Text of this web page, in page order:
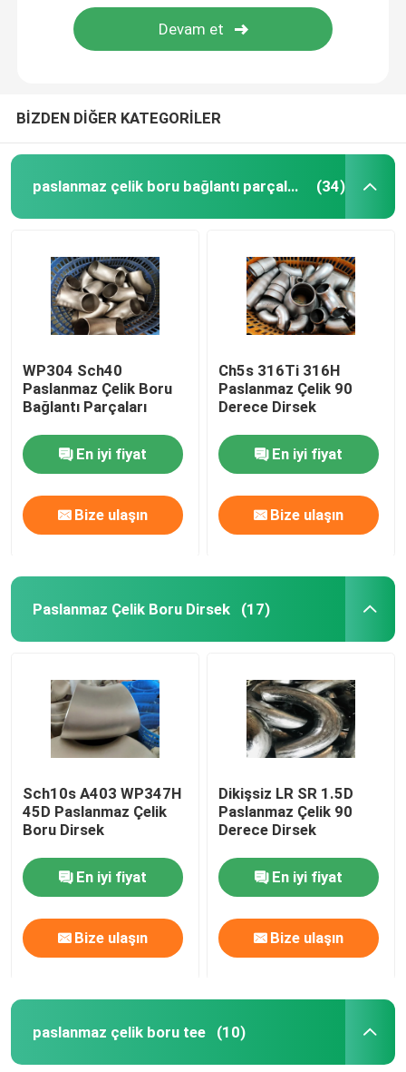
BİZDEN DİĞER KATEGORİLER
paslanmaz çelik boru bağlantı parçaları (34)
WP304 Sch40
Paslanmaz Çelik Boru
Bağlantı Parçaları
En iyi fiyat
Bize ulaşın
Ch5s 316Ti 316H
Paslanmaz Çelik 90
Derece Dirsek
En iyi fiyat
Bize ulaşın
Paslanmaz Çelik Boru Dirsek (17)
Sch10s A403 WP347H
45D Paslanmaz Çelik
Boru Dirsek
En iyi fiyat
Bize ulaşın
Dikişsiz LR SR 1.5D
Paslanmaz Çelik 90
Derece Dirsek
En iyi fiyat
Bize ulaşın
paslanmaz çelik boru tee (10)